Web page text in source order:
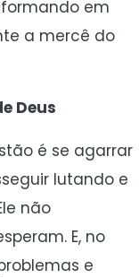
em
a mercê do
Deus
é se agarrar
lutando e
não
E, no
e